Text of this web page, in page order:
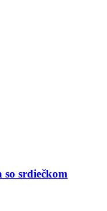
srdiečkom